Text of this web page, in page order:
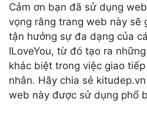
Cảm ơn bạn đã sử dụng
vọng rằng trang web này sẽ
tận hưởng sự đa dạng của
ILoveYou, từ đó tạo ra
khác biệt trong việc giao
nhân. Hãy chia sẻ
web này được sử dụng phổ